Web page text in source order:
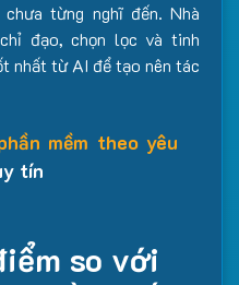
từng nghĩ đến. Nhà
đạo, chọn lọc và tinh
nhất từ AI để tạo nên tác
mềm theo yêu
tín
so với